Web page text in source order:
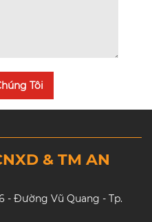
Tôi
& TM AN
- Đường Vũ Quang - Tp.